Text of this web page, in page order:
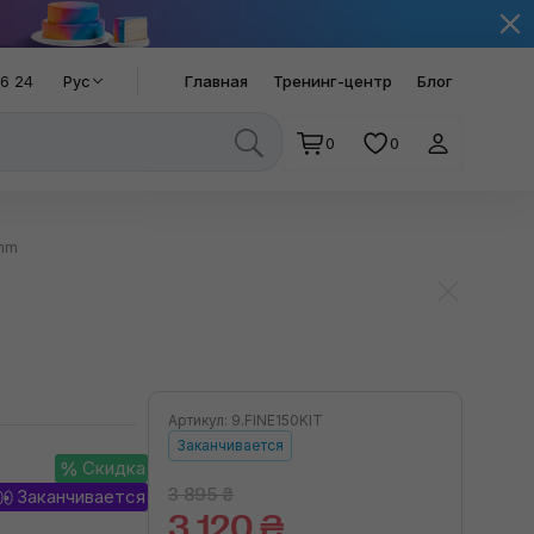
24 Рус Главная Тренинг-центр Блог
0 0
Скидка
Заканчивается
Артикул: 9.FINE150KIT
Заканчивается
3 895 ₴